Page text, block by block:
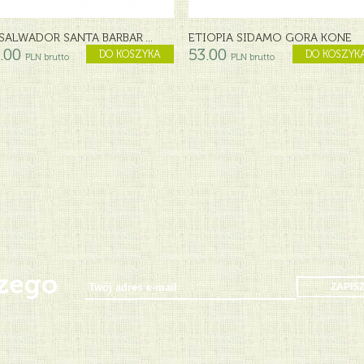
SANTA BARBAR ...
PLN brutto DO KOSZYKA
ETIOPIA SIDAMO GORA KONE
53.00PLN brutto DO